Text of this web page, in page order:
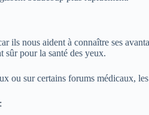
ils nous aident à connaître ses
sûr pour la santé des yeux.
ou sur certains forums médicaux,